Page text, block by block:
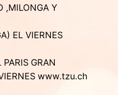
,MILONGA Y
EL VIERNES
GRAN
www.tzu.ch